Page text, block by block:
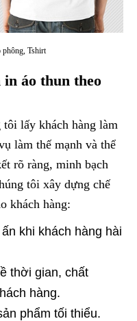
phông, Tshirt
áo thun theo
lấy khách hàng làm
làm thế mạnh và thể
rõ ràng, minh bạch
tôi xây dựng chế
khách hàng:
khi khách hàng hài
thời gian, chất
hàng.
phẩm tối thiểu.